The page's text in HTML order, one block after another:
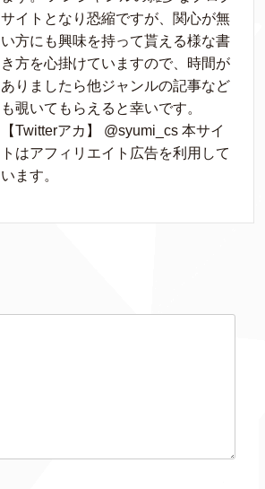
サイトとなり恐縮ですが、関心が無
い方にも興味を持って貰える様な書
き方を心掛けていますので、時間が
ありましたら他ジャンルの記事など
も覗いてもらえると幸いです。
【Twitterアカ】 @syumi_cs 本サイ
トはアフィリエイト広告を利用して
います。